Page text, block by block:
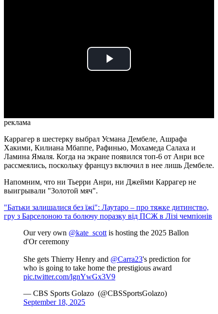
Play
реклама
Каррагер в шестерку выбрал Усмана Дембеле, Ашрафа
Хакими, Килиана Мбаппе, Рафинью, Мохамеда Салаха и
Ламина Ямаля. Когда на экране появился топ-6 от Анри все
рассмеялись, поскольку француз включил в нее лишь Дембеле.
Напомним, что ни Тьерри Анри, ни Джейми Каррагер не
выигрывали "Золотой мяч".
"Батьки залишалися без їжі": Лаутаро – про тяжке дитинство,
гру з Барселоною та болючу поразку від ПСЖ в Лізі чемпіонів
Our very own @kate_scott is hosting the 2025 Ballon
d'Or ceremony
She gets Thierry Henry and @Carra23's prediction for
who is going to take home the prestigious award
pic.twitter.com/lgnYwGx3V9
— CBS Sports Golazo ️ (@CBSSportsGolazo)
September 18, 2025